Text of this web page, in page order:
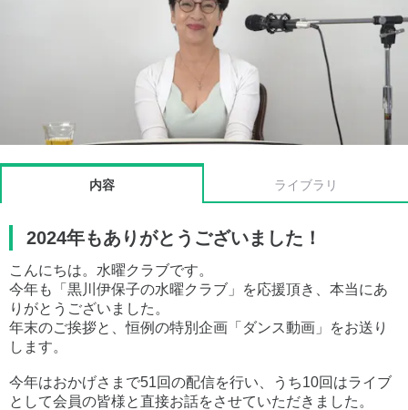
内容 ライブラリ
2024年もありがとうございました！
こんにちは。水曜クラブです。
今年も「黒川伊保子の水曜クラブ」を応援頂き、本当にあ
りがとうございました。
年末のご挨拶と、恒例の特別企画「ダンス動画」をお送り
します。
今年はおかげさまで51回の配信を行い、うち10回はライブ
として会員の皆様と直接お話をさせていただきました。